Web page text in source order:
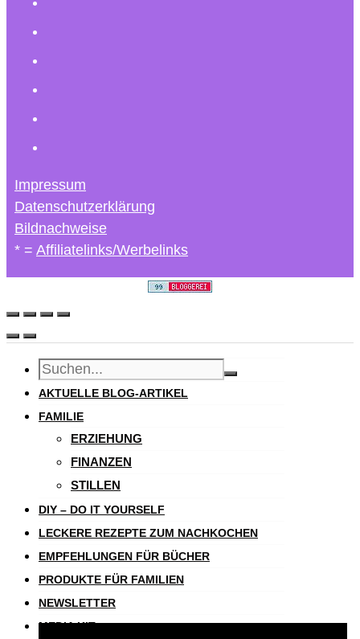
Impressum
Datenschutzerklärung
Bildnachweise
* = Affiliatelinks/Werbelinks
AKTUELLE BLOG-ARTIKEL
FAMILIE
ERZIEHUNG
FINANZEN
STILLEN
DIY – DO IT YOURSELF
LECKERE REZEPTE ZUM NACHKOCHEN
EMPFEHLUNGEN FÜR BÜCHER
PRODUKTE FÜR FAMILIEN
NEWSLETTER
MEDIA KIT